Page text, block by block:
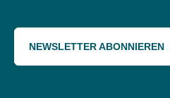
NEWSLETTER ABONNIEREN